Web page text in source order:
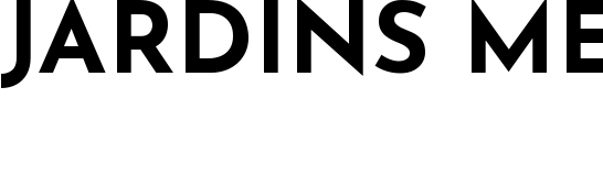
JARDINS